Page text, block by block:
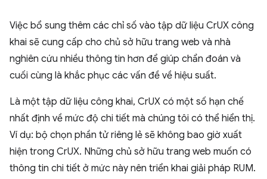
Việc bổ sung thêm các chỉ số vào tập dữ liệu CrUX công
khai sẽ cung cấp cho chủ sở hữu trang web và nhà
nghiên cứu nhiều thông tin hơn để giúp chẩn đoán và
cuối cùng là khắc phục các vấn đề về hiệu suất.
Là một tập dữ liệu công khai, CrUX có một số hạn chế
nhất định về mức độ chi tiết mà chúng tôi có thể hiển thị.
Ví dụ: bộ chọn phần tử riêng lẻ sẽ không bao giờ xuất
hiện trong CrUX. Những chủ sở hữu trang web muốn có
thông tin chi tiết ở mức này nên triển khai giải pháp RUM.